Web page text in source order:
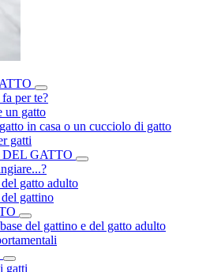
per te?
un gatto
in casa o un cucciolo di gatto
gatti
GATTO
gatto adulto
gattino
del gattino e del gatto adulto
gatti